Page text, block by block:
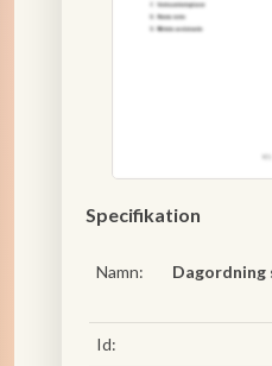
Specifikation
Namn:
Id: